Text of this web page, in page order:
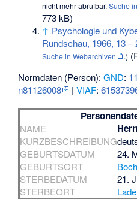
nicht mehr abrufbar.Suche
773 kB)
↑ Psychologie und
Rundschau, 1966, 13 –
Suche in Webarchiven
.)
Normdaten (Person):GND:
n81126008
|VIAF:
NAME
KURZBESCHREIBUNG
GEBURTSDATUM
24.
GEBURTSORT
STERBEDATUM
21.
STERBEORT